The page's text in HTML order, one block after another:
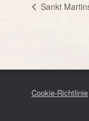
Sankt
Cookie-Richtlinie